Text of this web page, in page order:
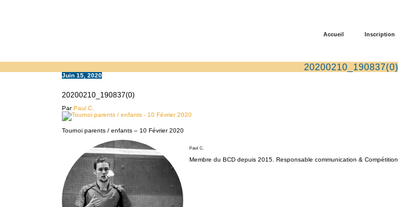
Accueil Inscription
20200210_190837(0)
Juin 15, 2020
20200210_190837(0)
ParPaul C.
Tournoi parents / enfants – 10 Février 2020
Paul C.
Membre du BCD depuis 2015. Responsable communication & Compétition.